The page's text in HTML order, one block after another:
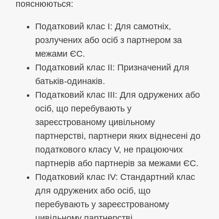
пояснюються:
Податковий клас I: Для самотніх,
розлучених або осіб з партнером за
межами ЄС.
Податковий клас II: Призначений для
батьків-одинаків.
Податковий клас III: Для одружених або
осіб, що перебувають у
зареєстрованому цивільному
партнерстві, партнери яких віднесені до
податкового класу V, не працюючих
партнерів або партнерів за межами ЄС.
Податковий клас IV: Стандартний клас
для одружених або осіб, що
перебувають у зареєстрованому